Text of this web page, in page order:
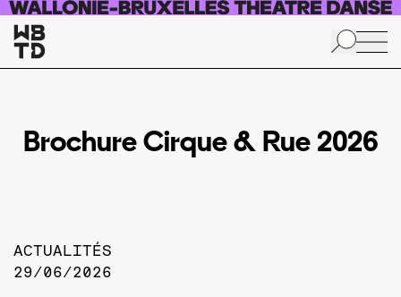
Aller au contenu principal
Brochure Cirque & Rue 2026
ACTUALITÉS
29/06/2026